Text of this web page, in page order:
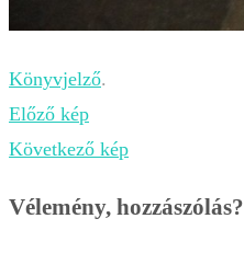
Könyvjelző.
Előző kép
Következő kép
Vélemény, hozzászólás?